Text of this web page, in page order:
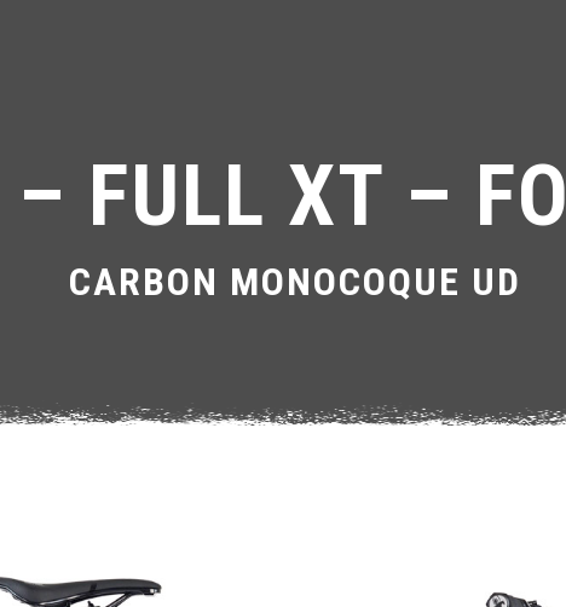
– FULL XT –
CARBON MONOCOQUE UD